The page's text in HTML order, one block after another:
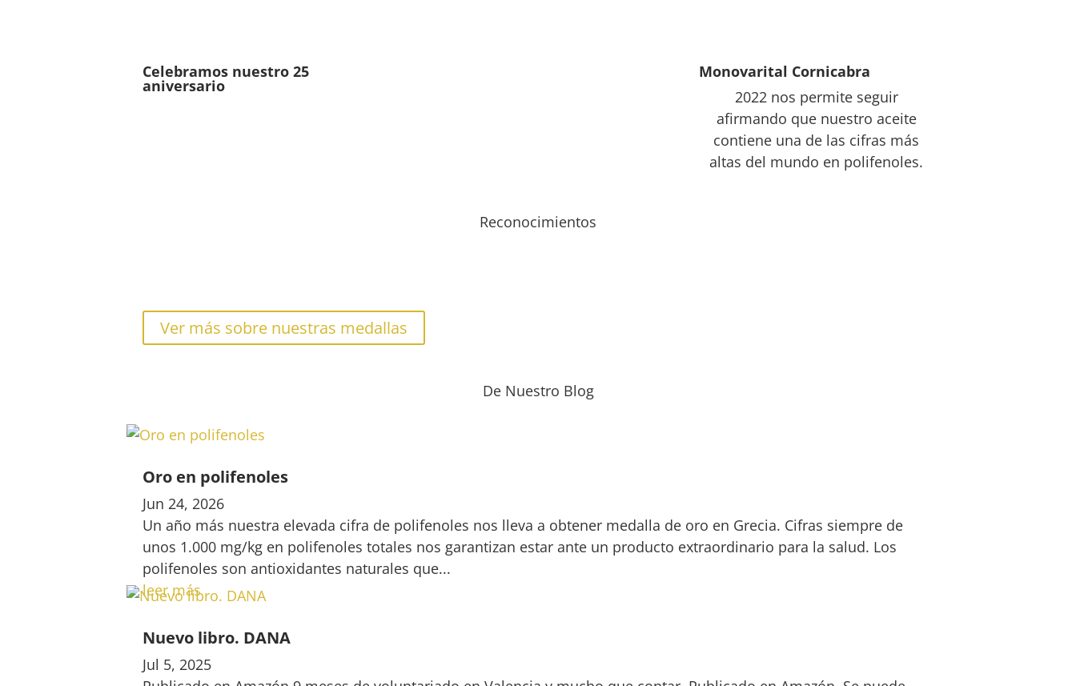
Celebramos nuestro 25
aniversario
Monovarital Cornicabra
2022 nos permite seguir
afirmando que nuestro aceite
contiene una de las cifras más
altas del mundo en polifenoles.
Reconocimientos
Ver más sobre nuestras medallas
De Nuestro Blog
Oro en polifenoles
Jun 24, 2026
Un año más nuestra elevada cifra de polifenoles nos lleva a obtener medalla de oro en Grecia. Cifras siempre de
unos 1.000 mg/kg en polifenoles totales nos garantizan estar ante un producto extraordinario para la salud. Los
polifenoles son antioxidantes naturales que...
leer más
Nuevo libro. DANA
Jul 5, 2025